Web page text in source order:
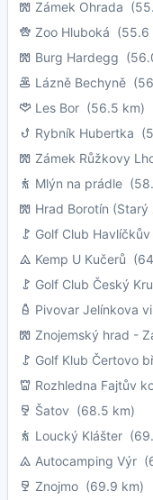
Zámek Ohrada
Zoo Hluboká (55.6
Burg Hardegg
Lázně Bechyně
Les Bor (56.5 km)
Rybník Hubertka
Zámek Růžkovy
Mlýn na prádle
Hrad Borotín (Starý
Golf Club Havlíčkův
Kemp U Kučerů
Golf Club Český
Pivovar Jelínkova
Znojemský hrad -
Golf Klub Čertovo
Rozhledna Fajtův
Šatov (68.5 km)
Loucký Klášter
Autocamping Výr
Znojmo (69.9 km)